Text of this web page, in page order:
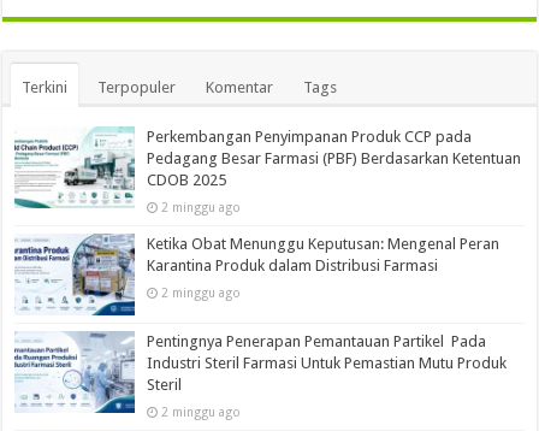
Terkini Terpopuler Komentar Tags
Perkembangan Penyimpanan Produk CCP pada
Pedagang Besar Farmasi (PBF) Berdasarkan Ketentuan
CDOB 2025
2 minggu ago
Ketika Obat Menunggu Keputusan: Mengenal Peran
Karantina Produk dalam Distribusi Farmasi
2 minggu ago
Pentingnya Penerapan Pemantauan Partikel Pada
Industri Steril Farmasi Untuk Pemastian Mutu Produk
Steril
2 minggu ago